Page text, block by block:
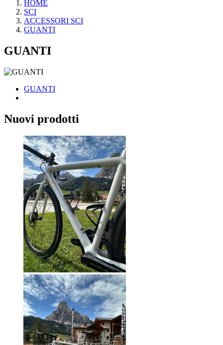
HOME
SCI
ACCESSORI SCI
GUANTI
GUANTI
GUANTI
Nuovi prodotti